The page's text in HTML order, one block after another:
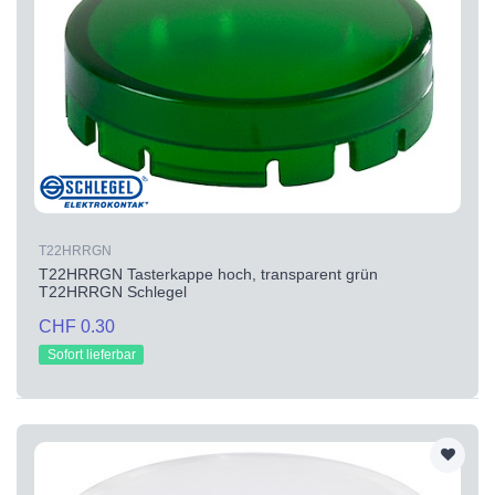
T22HRRGN
T22HRRGN Tasterkappe hoch, transparent grün
T22HRRGN Schlegel
CHF 0.30
Sofort lieferbar